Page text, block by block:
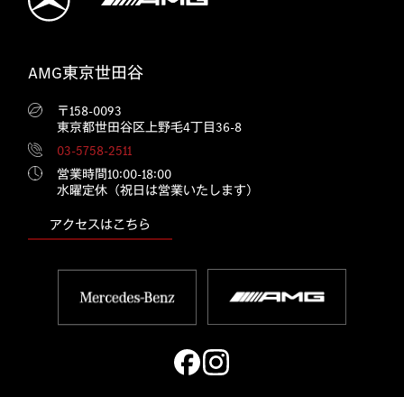
AMG東京世田谷
〒158-0093
東京都世田谷区上野毛4丁目36-8
03-5758-2511
営業時間10:00‐18:00
水曜定休（祝日は営業いたします）
アクセスはこちら